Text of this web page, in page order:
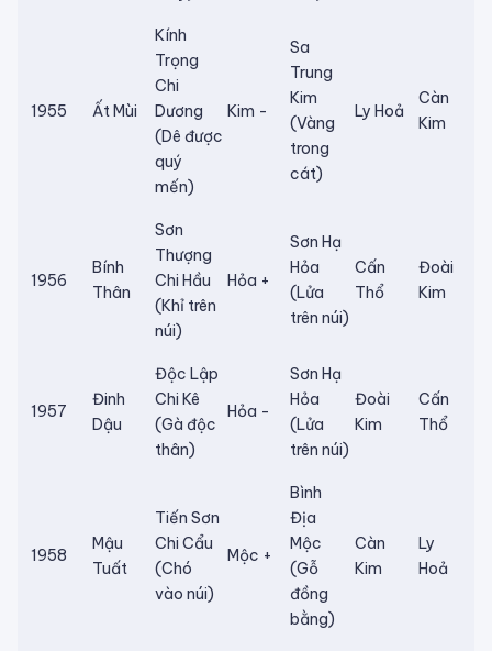
1955 Ất Mùi
Kính
Trọng
Chi
Dương
(Dê được
quý
mến)
Kim -
Sa
Trung
Kim
(Vàng
trong
cát)
Ly Hoả
Càn
Kim
1956
Bính
Thân
Sơn
Thượng
Chi Hầu
(Khỉ trên
núi)
Hỏa +
Sơn Hạ
Hỏa
(Lửa
trên núi)
Cấn
Thổ
Đoài
Kim
1957
Đinh
Dậu
Độc Lập
Chi Kê
(Gà độc
thân)
Hỏa -
Sơn Hạ
Hỏa
(Lửa
trên núi)
Đoài
Kim
Cấn
Thổ
1958
Mậu
Tuất
Tiến Sơn
Chi Cẩu
(Chó
vào núi)
Mộc +
Bình
Địa
Mộc
(Gỗ
đồng
bằng)
Càn
Kim
Ly
Hoả